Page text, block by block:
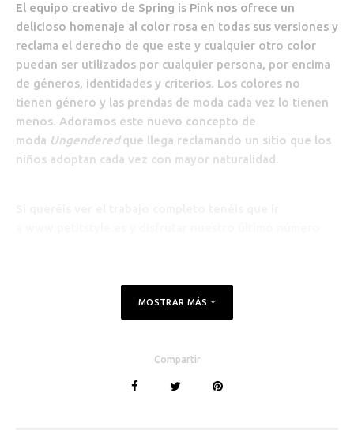
El equipo creativo de Spring is Pink nos ofrece un
delicioso homenaje al color rosa en todas sus versiones y
reclama el derecho de que este y cualquier otro color
puedan ser utilizados por cualquier persona, por encima
de géneros, identidades y criterios. Los colores no
tienen género y las prendas de moda cada vez lo tienen
menos. Adoramos este nuevo concepto de
moda Ungenderedque llega reclamando un sitio que los
niños adoptan cada vez con mayor naturalidad.
MOSTRAR MÁS
Compartir